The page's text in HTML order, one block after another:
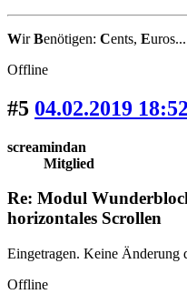
WirBenötigen: Cents, Euros...
Offline
#5 04.02.2019
screamindan
Mitglied
Re: Modul
horizontales Scrollen
Eingetragen. Keine Änderung
Offline